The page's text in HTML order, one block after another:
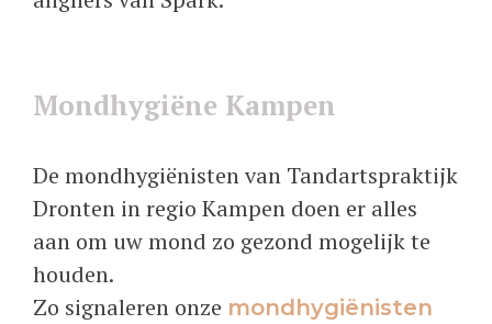
Mondhygiëne Kampen
De mondhygiënisten van Tandartspraktijk
Dronten in regio Kampen doen er alles
aan om uw mond zo gezond mogelijk te
houden.
Zo signaleren onze mondhygiënisten